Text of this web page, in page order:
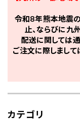
令和8年熊本地震
止、ならびに九
配送に関しては
ご注文に際しまし
カテゴリ